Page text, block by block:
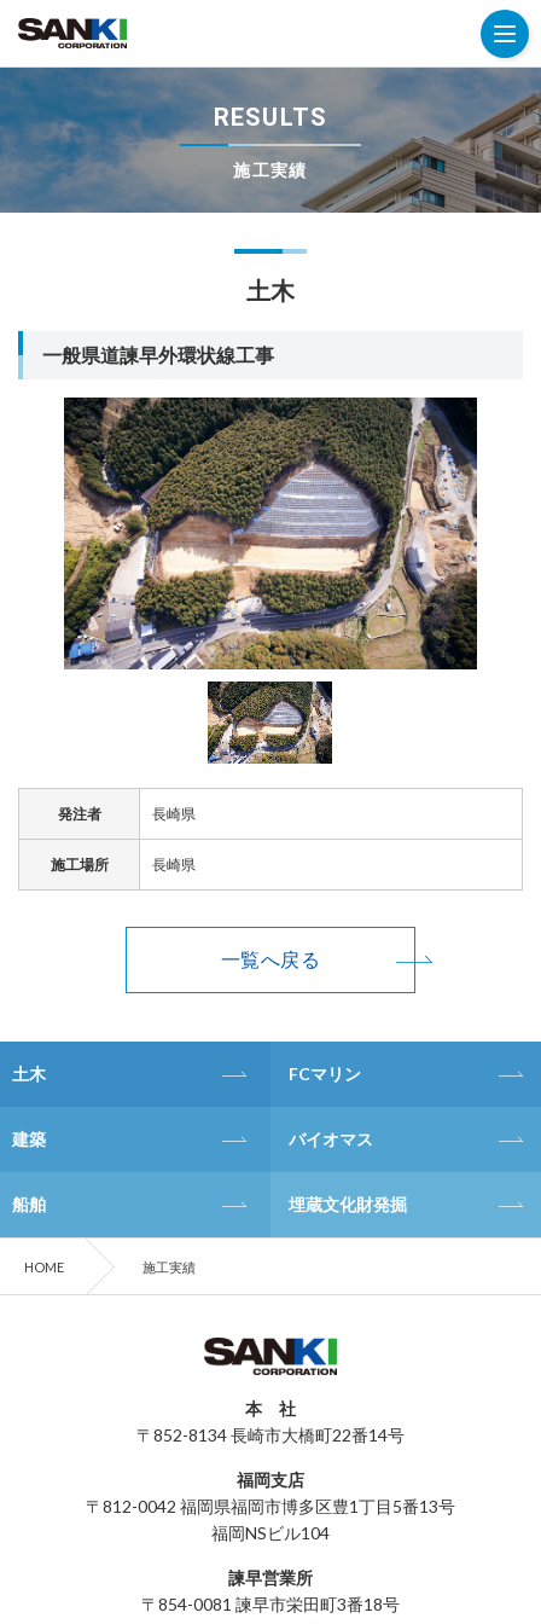
RESULTS
施工実績
土木
一般県道諫早外環状線工事
発注者 長崎県
施工場所 長崎県
一覧へ戻る
土木 FCマリン
建築 バイオマス
船舶 埋蔵文化財発掘
HOME 施工実績
本 社
〒852-8134 長崎市大橋町22番14号
福岡支店
〒812-0042 福岡県福岡市博多区豊1丁目5番13号
福岡NSビル104
諫早営業所
〒854-0081 諫早市栄田町3番18号